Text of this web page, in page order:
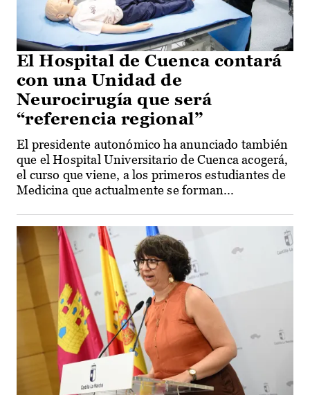
El Hospital de Cuenca contará
con una Unidad de
Neurocirugía que será
“referencia regional”
El presidente autonómico ha anunciado también
que el Hospital Universitario de Cuenca acogerá,
el curso que viene, a los primeros estudiantes de
Medicina que actualmente se forman...